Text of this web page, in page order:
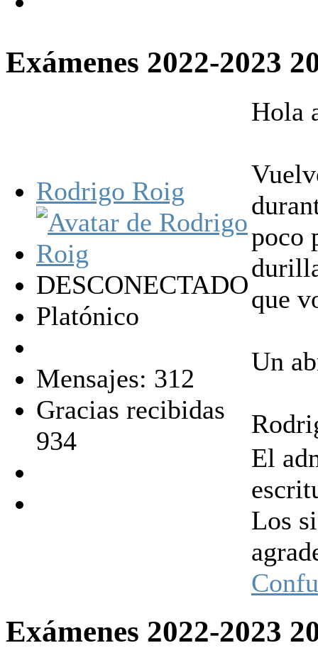
Exámenes 2022-2023
Rodrigo Roig
DESCONECTADO
Platónico
Mensajes: 312
Gracias recibidas
934
Hola
poco
que
Un
El
Los
Exámenes 2022-2023